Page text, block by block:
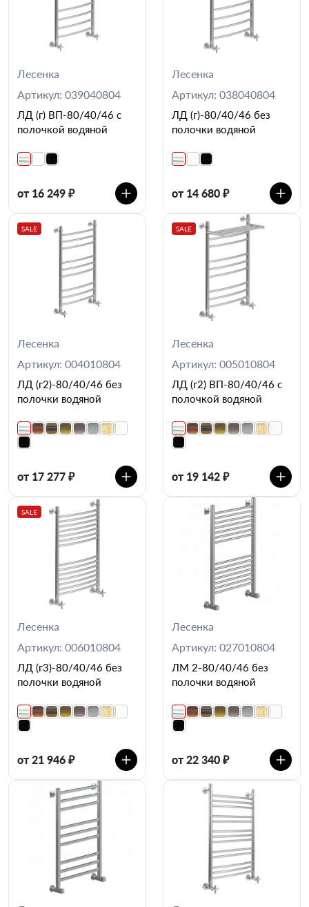
Лесенка
Артикул: 039040804
ЛД (г) ВП-80/40/46 с
полочкой водяной
от 16 249 ₽
Лесенка
Артикул: 038040804
ЛД (г)-80/40/46 без
полочки водяной
от 14 680 ₽
SALE
Лесенка
Артикул: 004010804
ЛД (г2)-80/40/46 без
полочки водяной
от 17 277 ₽
SALE
Лесенка
Артикул: 005010804
ЛД (г2) ВП-80/40/46 с
полочкой водяной
от 19 142 ₽
SALE
Лесенка
Артикул: 006010804
ЛД (г3)-80/40/46 без
полочки водяной
от 21 946 ₽
Лесенка
Артикул: 027010804
ЛМ 2-80/40/46 без
полочки водяной
от 22 340 ₽